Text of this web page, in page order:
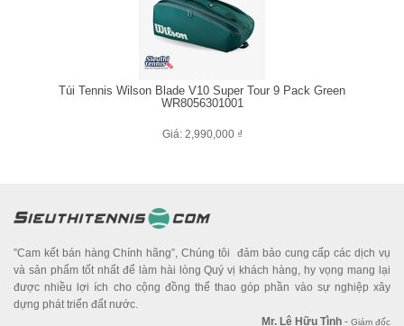
Túi Tennis Wilson Blade V10 Super Tour 9 Pack Green
WR8056301001
Giá: 2,990,000 ₫
”Cam kết bán hàng Chính hãng”, Chúng tôi đảm bảo cung cấp các dịch vụ
và sản phẩm tốt nhất để làm hài lòng Quý vị khách hàng, hy vọng mang lại
được nhiều lợi ích cho cộng đồng thể thao góp phần vào sự nghiệp xây
dựng phát triển đất nước.
Mr. Lê Hữu Tình - Giám đốc